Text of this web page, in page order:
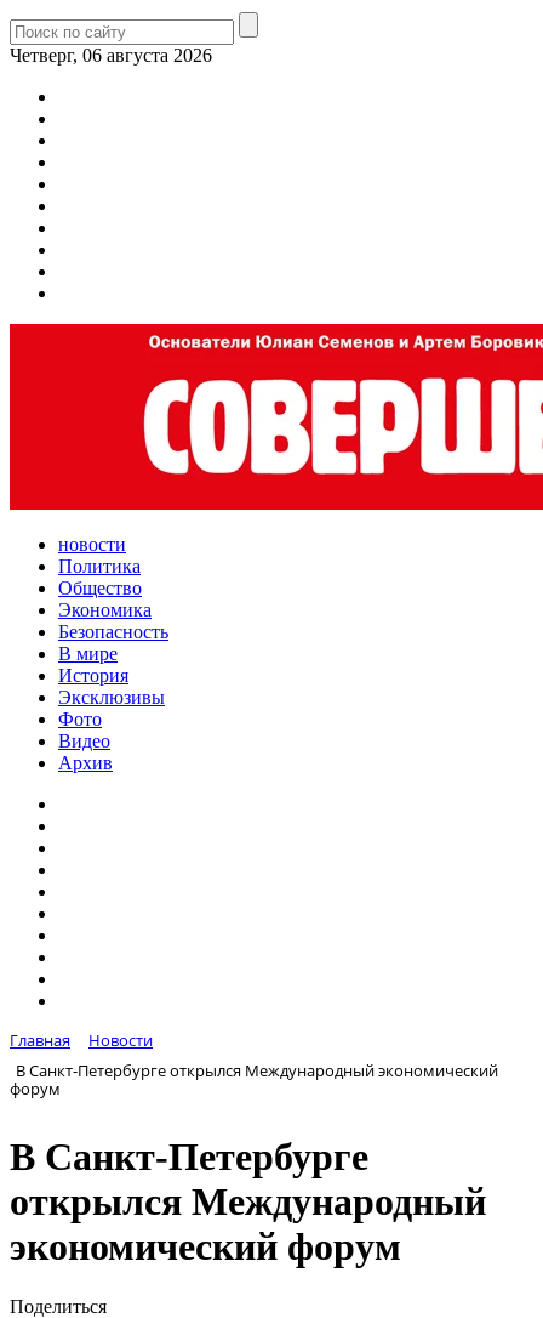
Четверг, 06 августа 2026
новости
Политика
Общество
Экономика
Безопасность
В мире
История
Эксклюзивы
Фото
Видео
Архив
Главная
Новости
В Санкт-Петербурге открылся Международный экономический
форум
В Санкт-Петербурге
открылся Международный
экономический форум
Поделиться